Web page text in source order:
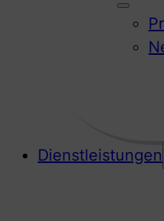
Dienstleistungen